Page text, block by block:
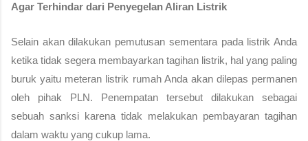
Agar Terhindar dari Penyegelan Aliran Listrik
Selain akan dilakukan pemutusan sementara pada listrik Anda
ketika tidak segera membayarkan tagihan listrik, hal yang paling
buruk yaitu meteran listrik rumah Anda akan dilepas permanen
oleh pihak PLN. Penempatan tersebut dilakukan sebagai
sebuah sanksi karena tidak melakukan pembayaran tagihan
dalam waktu yang cukup lama.